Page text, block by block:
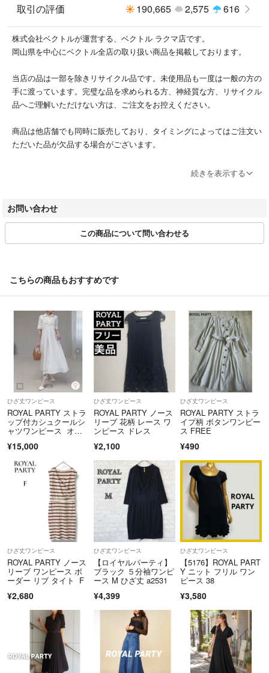
取引の評価 190,665 2,575 616
株式会社ベクトルが運営する、ベクトル ラクマ店です。
岡山県を中心にベクトル全店の取り扱い商品を掲載しております。
当店の品は一部を除きリサイクル品です。未使用品も一度は一般の方の
手に渡っています。完璧な品を求められる方、神経質な方、リサイクル
品へご理解いただけない方は、ご注文をお控えください。
商品は他店舗でも同時に販売しており、タイミングによってはご注文い
ただいた品が欠品する場合がございます。
ブランドによってサイズ表記方法が様々です。必ず実寸サイズをご確認
ましてはご容赦ください。
商品画像はできる限り現品を再現するよう心がけておりますが、ご利用
商品状態は掲載前に十分な確認を行っておりますが、重大な見落としが
ございました際はご返品を承ります。サイズが合わない、イメージが違
う、間違えた等お客様都合での返品はお受けしておりません。
・ご注文の商品と異なる商品が届いた場合
・商品状態が商品説明と著しく異なる場合
はご返品をお受けしております。
商品到着から5日以内にご連絡、返品受付後5日以内に当店に商品をご
返送ください。期限を過ぎた場合、初期不良等の場合でも対応いたしか
ねます。 必ず商品を受け取られた際に状態の確認をお願いいたしま
す。
クリーニングやアフターサービス代等の商品代金以上のご請求、不良品
の場合の一部返金での対応などはお受けできません。
Cランク以下の商品については、いかなる理由でもご返品をお断りさせ
ていただいております。
当アカウントはラクマ公式パートナーです。
◆特商法：https://fril.jp/ts/official/law/vtr/
◆返品特約：
https://fril.jp/ts/official/law/vtr/#return_policy
◆適格請求書発行事業者登録番号：T4260002013524
続きを表示する
お問い合わせ
この商品について問い合わせる
こちらの商品もおすすめです
ひざ丈ワンピース
ROYAL PARTY ストラ
ップ付カシュクールシ
ャツワンピース オフ
¥15,000
ひざ丈ワンピース
ROYAL PARTY ノース
リーブ 花柄 レース ワ
ンピース ドレス
¥2,100
ひざ丈ワンピース
ROYAL PARTY ストラ
イプ柄 ボタンワンピー
ス FREE
¥490
ひざ丈ワンピース
ROYAL PARTY ノース
リーブ ワンピース ボ
ーダー リブ タイト F
¥2,680
ひざ丈ワンピース
【ロイヤルパーティ】
ブラック ５分袖ワンピ
ース M ひざ丈 a2531
¥4,399
ひざ丈ワンピース
【5176】ROYAL PART
Y ニット フリル ワン
ピース 38
¥3,580